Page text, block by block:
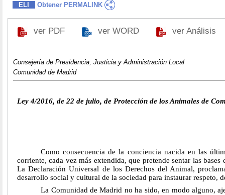
ELI Obtener PERMALINK
ver PDF ver WORD ver Análisis
Consejería de Presidencia, Justicia y Administración Local
Comunidad de Madrid